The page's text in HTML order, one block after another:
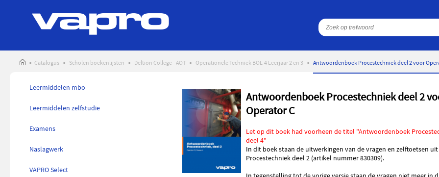
Catalogus Scholen boekenlijsten Deltion College - AOT Operationele Techniek BOL-4 Leerjaar 2 en 3 Antwoordenboek Procestechniek deel 2 voor
Leermiddelen mbo
Leermiddelen zelfstudie
Examens
Naslagwerk
VAPRO Select
Antwoordenboek Procestechniek deel 2
Operator C
Let op dit boek had voorheen de titel "Antwoordenboek
deel 4"
In dit boek staan de uitwerkingen van de vragen en zelftoetsen
Procestechniek deel 2 (artikel nummer 830309).
plaatsen